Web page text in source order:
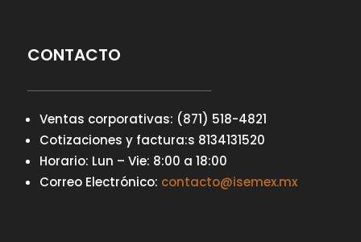
CONTACTO
Ventas corporativas: (871) 518-4821
Cotizaciones y factura:s 8134131520
Horario: Lun – Vie: 8:00 a 18:00
Correo Electrónico: contacto@isemex.mx